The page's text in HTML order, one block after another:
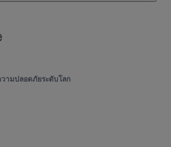
ามปลอดภัยระดับโลก